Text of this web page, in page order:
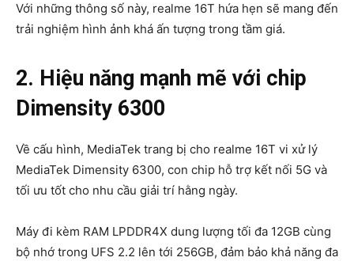
Với những thông số này, realme 16T hứa hẹn sẽ mang đến
trải nghiệm hình ảnh khá ấn tượng trong tầm giá.
2. Hiệu năng mạnh mẽ với chip
Dimensity 6300
Về cấu hình, MediaTek trang bị cho realme 16T vi xử lý
MediaTek Dimensity 6300, con chip hỗ trợ kết nối 5G và
tối ưu tốt cho nhu cầu giải trí hằng ngày.
Máy đi kèm RAM LPDDR4X dung lượng tối đa 12GB cùng
bộ nhớ trong UFS 2.2 lên tới 256GB, đảm bảo khả năng đa